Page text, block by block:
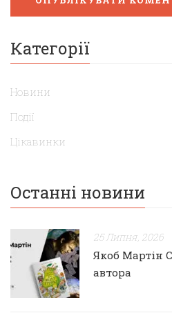
Категорії
Новини
Події
Цікавинки
Останні новини
25 Липня, 2026
Якоб Мартін
автора